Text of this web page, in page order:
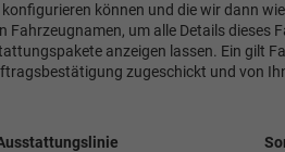
konfigurieren können und die wir dann
Fahrzeugnamen, um alle Details dieses
anzeigen lassen. Ein gilt
zugeschickt und von